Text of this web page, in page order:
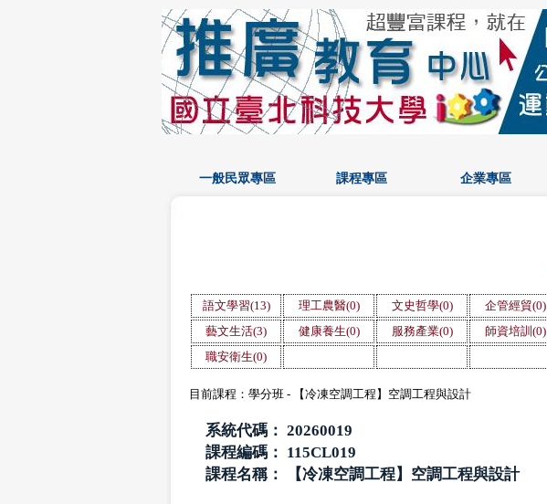
一般民眾專區 課程專區 企業專區
語文學習(13) 理工農醫(0) 文史哲學(0) 企管經貿(0)
藝文生活(3)
健康養生(0) 服務產業(0) 師資培訓(0)
職安衛生(0)
目前課程：學分班 - 【冷凍空調工程】空調工程與設計
系統代碼： 20260019
課程編碼： 115CL019
課程名稱：
【冷凍空調工程】空調工程與設計